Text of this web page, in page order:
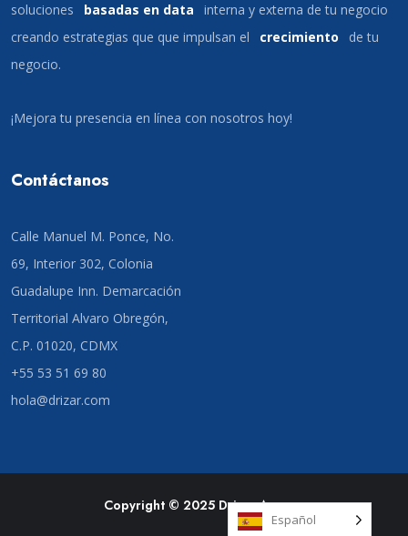
soluciones
basadas en data
interna y externa de tu negocio
creando estrategias que que impulsan el
crecimiento
de tu
negocio.
¡Mejora tu presencia en línea con nosotros hoy!
Contáctanos
Calle Manuel M. Ponce, No.
69, Interior 302, Colonia
Guadalupe Inn. Demarcación
Territorial Alvaro Obregón,
C.P. 01020, CDMX
+55 53 51 69 80
hola@drizar.com
Copyright © 2025 Drizar Agency
Español